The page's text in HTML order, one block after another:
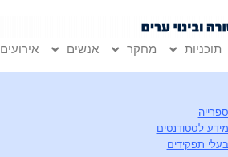
תוכניות מחקר אנשים אירועים
ספרייה
מידע לסטודנטים
בעלי תפקידים